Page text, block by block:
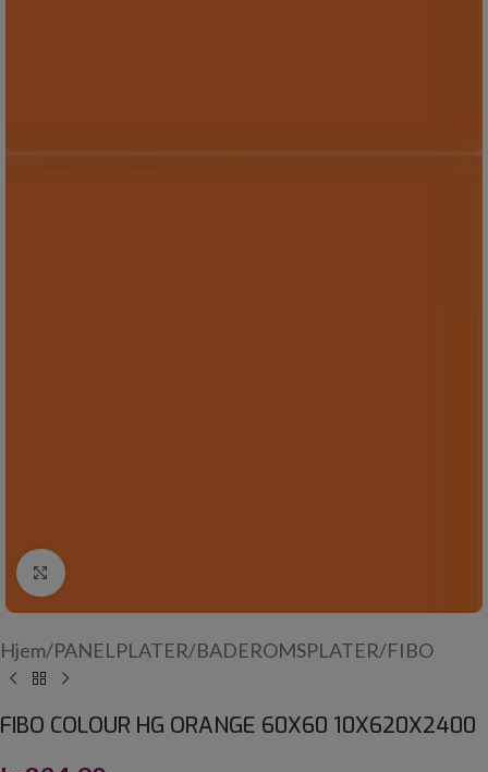
Click to enlarge
Hjem/PANELPLATER/BADEROMSPLATER/FIBO
FIBO COLOUR HG ORANGE 60X60 10X620X2400